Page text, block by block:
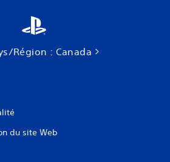
Région : Canada
du site Web